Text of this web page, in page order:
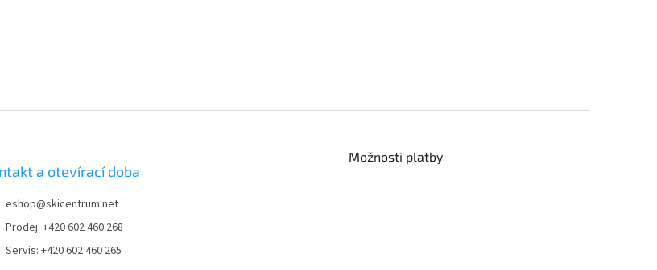
a otevírací doba
eshop@skicentrum.net
Prodej: +420 602 460 268
Servis: +420 602 460 265
Možnosti platby